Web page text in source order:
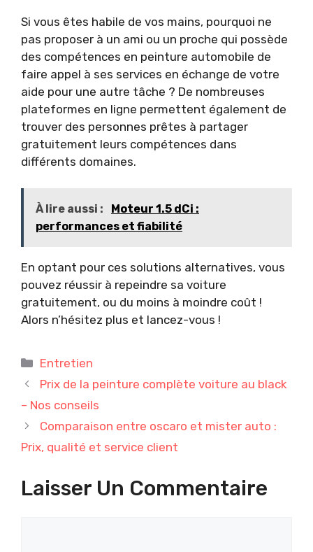
Si vous êtes habile de vos mains, pourquoi ne
pas proposer à un ami ou un proche qui possède
des compétences en peinture automobile de
faire appel à ses services en échange de votre
aide pour une autre tâche ? De nombreuses
plateformes en ligne permettent également de
trouver des personnes prêtes à partager
gratuitement leurs compétences dans
différents domaines.
À lire aussi :
Moteur 1.5 dCi :
performances et fiabilité
En optant pour ces solutions alternatives, vous
pouvez réussir à repeindre sa voiture
gratuitement, ou du moins à moindre coût !
Alors n’hésitez plus et lancez-vous !
Catégories
Entretien
Prix de la peinture complète voiture au black
– Nos conseils
Comparaison entre oscaro et mister auto :
Prix, qualité et service client
Laisser Un Commentaire